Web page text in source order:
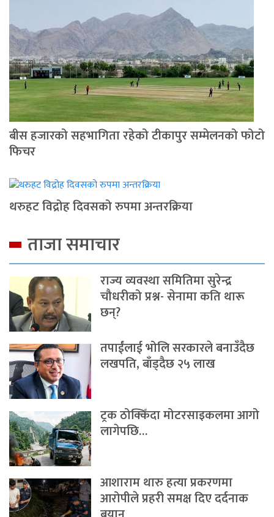
बीस हजारको सहभागिता रहेको टीकापुर सम्मेलनको फोटो
फिचर
थरुहट विद्रोह दिवसको रुपमा अन्तरक्रिया
ताजा समाचार
राज्य व्यवस्था समितिमा सुरेन्द्र
चौधरीको प्रश्न- सेनामा कति थारू
छन्?
तपाईंलाई भोलि सरकारले बनाउँदैछ
लखपति, बाँड्दैछ २५ लाख
ट्रक ठोक्किँदा मोटरसाइकलमा आगो
लागेपछि…
आशाराम थारु हत्या प्रकरणमा
आरोपीले प्रहरी समक्ष दिए दर्दनाक